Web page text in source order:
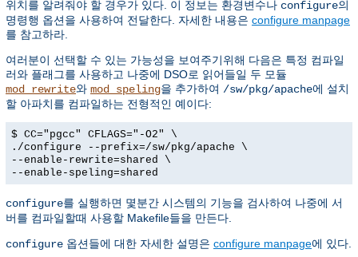
위치를 알려줘야 할 경우가 있다. 이 정보는 환경변수나 configure의
명령행 옵션을 사용하여 전달한다. 자세한 내용은 configure manpage
를 참고하라.
여러분이 선택할 수 있는 가능성을 보여주기위해 다음은 특정 컴파일
러와 플래그를 사용하고 나중에 DSO로 읽어들일 두 모듈
mod_rewrite와 mod_speling을 추가하여 /sw/pkg/apache에 설치
할 아파치를 컴파일하는 전형적인 예이다:
$ CC="pgcc" CFLAGS="-O2" \
./configure --prefix=/sw/pkg/apache \
--enable-rewrite=shared \
--enable-speling=shared
configure를 실행하면 몇분간 시스템의 기능을 검사하여 나중에 서
버를 컴파일할때 사용할 Makefile들을 만든다.
configure 옵션들에 대한 자세한 설명은 configure manpage에 있다.